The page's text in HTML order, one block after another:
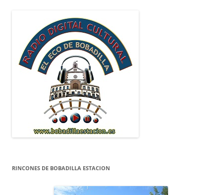
RINCONES DE BOBADILLA ESTACION